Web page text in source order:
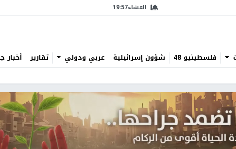
العشاء19:57
فلسطينيو 48 شؤون إسرائيلية عربي ودولي تقارير أخبار